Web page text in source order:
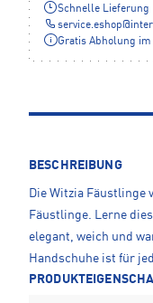
Schnelle Lieferung
service.eshop@
Gratis Abholung
BESCHREIBUNG
Die Witzia Fäustlinge
Fäustlinge. Lerne
elegant, weich und
Handschuhe ist für